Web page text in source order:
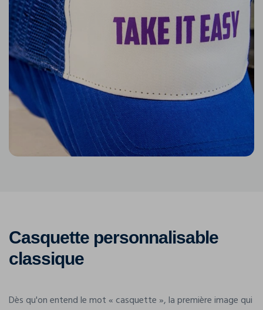
Casquette personnalisable
classique
Dès qu'on entend le mot « casquette », la première image qui